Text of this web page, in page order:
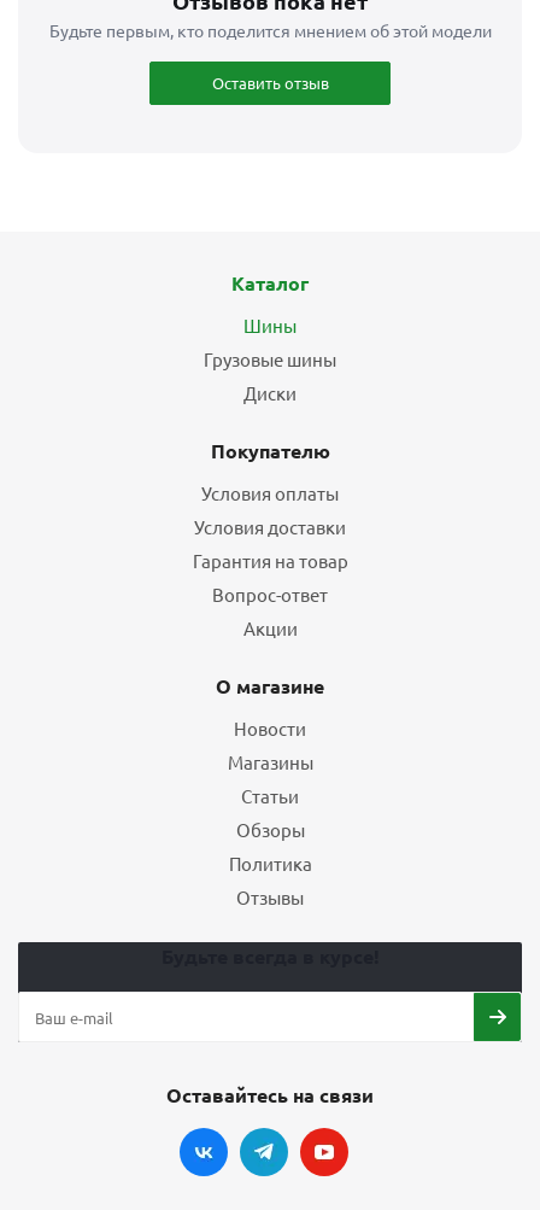
Будьте первым, кто поделится мнением об этой модели
Оставить отзыв
Каталог
Шины
Грузовые шины
Диски
Покупателю
Условия оплаты
Условия доставки
Гарантия на товар
Вопрос-ответ
Акции
О магазине
Новости
Магазины
Статьи
Обзоры
Политика
Отзывы
Оставайтесь на связи